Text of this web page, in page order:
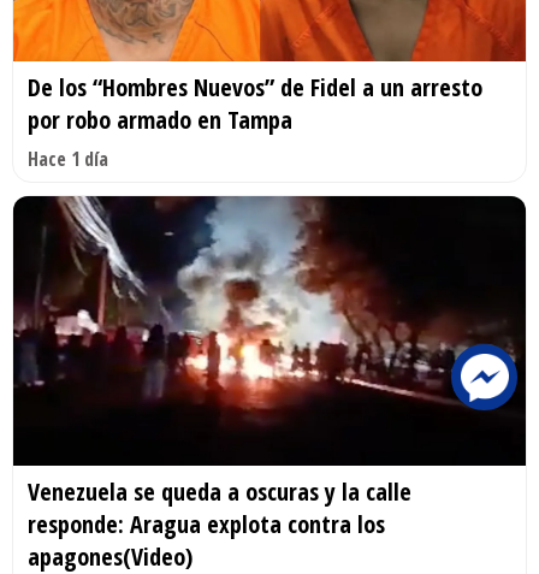
De los “Hombres Nuevos” de Fidel a un arresto
por robo armado en Tampa
Hace 1 día
Venezuela se queda a oscuras y la calle
responde: Aragua explota contra los
apagones(Video)